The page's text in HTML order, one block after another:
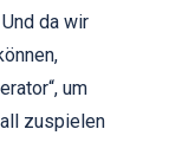
da wir
um
zuspielen